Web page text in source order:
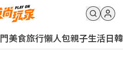
美食旅行懶人包親子生活日韓